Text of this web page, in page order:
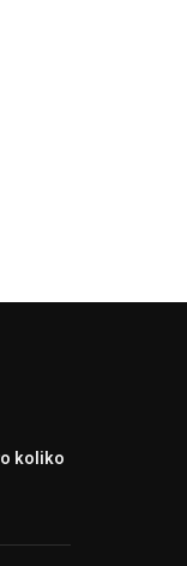
koliko